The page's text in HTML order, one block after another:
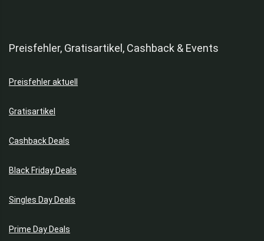
Preisfehler, Gratisartikel, Cashback & Events
Preisfehler aktuell
Gratisartikel
Cashback Deals
Black Friday Deals
Singles Day Deals
Prime Day Deals